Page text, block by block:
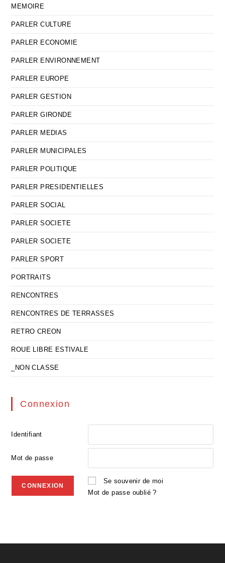
MEMOIRE
PARLER CULTURE
PARLER ECONOMIE
PARLER ENVIRONNEMENT
PARLER EUROPE
PARLER GESTION
PARLER GIRONDE
PARLER MEDIAS
PARLER MUNICIPALES
PARLER POLITIQUE
PARLER PRESIDENTIELLES
PARLER SOCIAL
PARLER SOCIETE
PARLER SOCIETE
PARLER SPORT
PORTRAITS
RENCONTRES
RENCONTRES DE TERRASSES
RETRO CREON
ROUE LIBRE ESTIVALE
_NON CLASSE
Connexion
Identifiant
Mot de passe
Se souvenir de moi
Mot de passe oublié ?